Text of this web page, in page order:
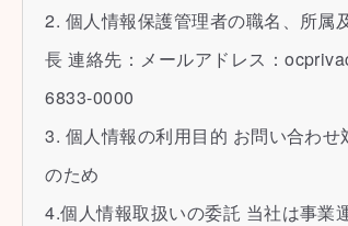
2. 個人情報保護管理者の職名、所属
長 連絡先：メールアドレス：
6833-0000
3. 個人情報の利用目的 お問い合わせ
のため
4.個人情報取扱いの委託 当社は事業